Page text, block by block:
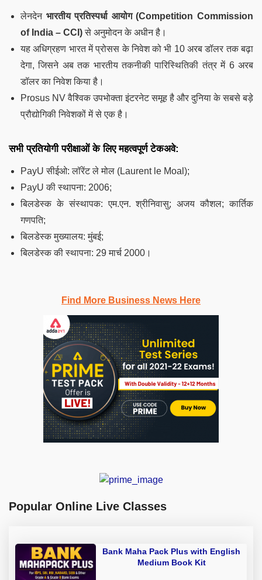
लेनदेनभारतीय प्रतिस्पर्धा आयोग (Competition Commission
of India – CCI)से अनुमोदन के अधीन है।
यह अधिग्रहण भारत में प्रोसस के निवेश को भी 10 अरब डॉलर तक बढ़ा
देगा, जिसने अब तक भारतीय तकनीकी पारिस्थितिकी तंत्र में 6 अरब
डॉलर का निवेश किया है।
Prosus NV वैश्विक उपभोक्ता इंटरनेट समूह है और दुनिया के सबसे बड़े
प्रौद्योगिकी निवेशकों में से एक है।
सभी प्रतियोगी परीक्षाओं के लिए महत्वपूर्ण टेकअवे:
PayU सीईओ: लॉरेंट ले मोल (Laurent le Moal);
PayU की स्थापना: 2006;
बिलडेस्क के संस्थापक: एम.एन. श्रीनिवासु; अजय कौशल; कार्तिक
गणपति;
बिलडेस्क मुख्यालय: मुंबई;
बिलडेस्क की स्थापना: 29 मार्च 2000।
Find More Business News Here
Popular Online Live Classes
Bank Maha Pack Plus with English
Medium Book Kit